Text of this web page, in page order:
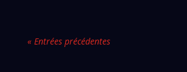
« Entrées précédentes